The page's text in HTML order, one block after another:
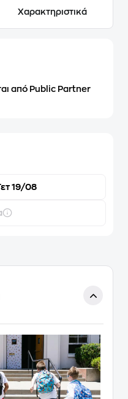
Χαρακτηριστικά
από Public Partner
19/08